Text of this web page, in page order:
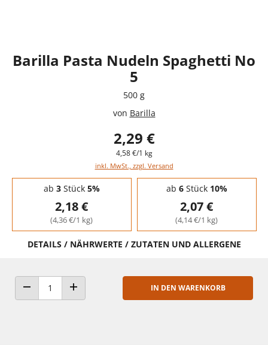
Barilla Pasta Nudeln Spaghetti No
5
500 g
von Barilla
2,29 €
4,58 €/1 kg
inkl. MwSt., zzgl. Versand
Staffelpreise - Mengenrabatt
ab 3Stück 5%
2,18 €
(4,36 €/1 kg)
ab 6Stück 10%
2,07 €
(4,14 €/1 kg)
DETAILS / NÄHRWERTE / ZUTATEN UND ALLERGENE
ANZAHL VERRINGERNANZAHL ERHÖHEN
IN DEN WARENKORB